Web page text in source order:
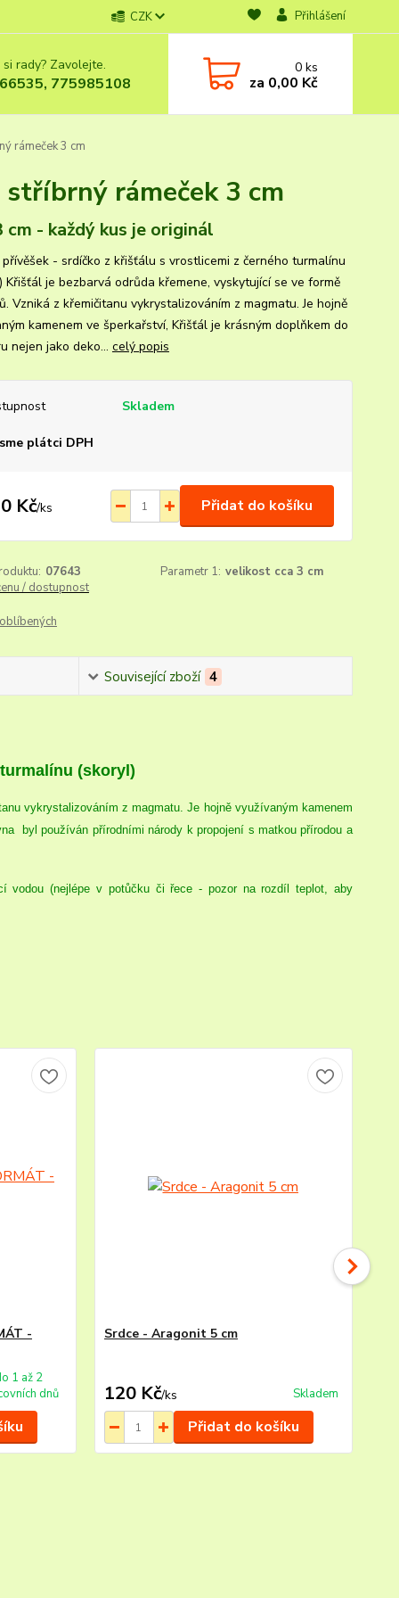
CZK Přihlášení
rady? Zavolejte.
775985108
0ks
za 0,00 Kč
rámeček 3 cm
rámeček 3 cm
cm - každý kus je originál
přívěšek - srdíčko z křišťálu s vrostlicemi z černého turmalínu
Křišťál je bezbarvá odrůda křemene, vyskytující se ve formě
Vzniká z křemičitanu vykrystalizováním z magmatu. Je hojně
kamenem ve šperkařství, Křišťál je krásným doplňkem do
nejen jako deko... celý popis
Skladem
plátci DPH
Kč/ks Přidat do košíku
07643 Parametr 1: velikost cca 3 cm
/ dostupnost
Související zboží 4
(skoryl)
vykrystalizováním z magmatu. Je hojně využívaným kamenem
byl používán přírodními národy k propojení s matkou přírodou a
vodou (nejlépe v potůčku či řece - pozor na rozdíl teplot, aby
-
1 až 2
dnů
Srdce - Aragonit 5 cm
120 Kč/ks Skladem
Přidat do košíku